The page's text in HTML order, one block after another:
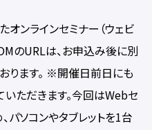
ンラインセミナー（ウェビ
のURLは、お申込み後に別
ります。 ※開催日前日にも
いただきます。今回はWebセ
パソコンやタブレットを1台